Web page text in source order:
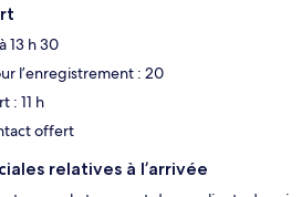
13 h 30
l’enregistrement : 20
: 11 h
offert
relatives à l’arrivée